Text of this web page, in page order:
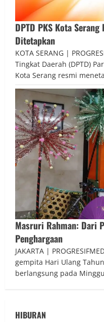
DPTD PKS Kota
Ditetapkan
KOTA SERANG |
Tingkat Daerah (DPTD)
Kota Serang resmi
Masruri Rahman: Dari
Penghargaan
JAKARTA |
gempita Hari Ulang
berlangsung pada
HIBURAN